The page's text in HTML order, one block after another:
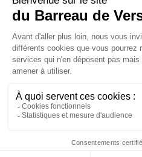
Le Barreau de Versailles
répondre à votre demande
savoir plus sur la gestion de
pour exercer vos
droits réservés –